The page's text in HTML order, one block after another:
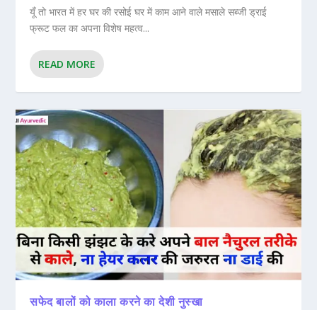
यूँ तो भारत में हर घर की रसोई घर में काम आने वाले मसाले सब्जी ड्राई
फ्रूट फल का अपना विशेष महत्व...
READ MORE
सफेद बालों को काला करने का देशी नुस्खा